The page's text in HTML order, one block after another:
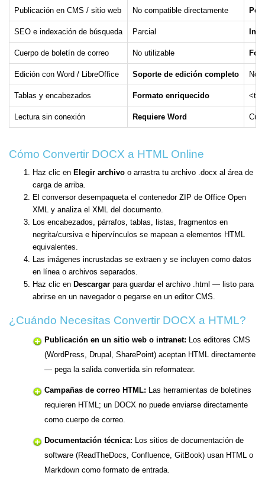
Publicación en CMS / sitio web No compatible directamente
SEO e indexación de búsqueda Parcial
Cuerpo de boletín de correo No utilizable
Edición con Word / LibreOffice Soporte de edición completo No
Tablas y encabezados Formato enriquecido
Lectura sin conexión Requiere Word
Cómo Convertir DOCX a HTML Online
Haz clic en Elegir archivo o arrastra tu archivo .docx al área de
carga de arriba.
El conversor desempaqueta el contenedor ZIP de Office Open
XML y analiza el XML del documento.
Los encabezados, párrafos, tablas, listas, fragmentos en
negrita/cursiva e hipervínculos se mapean a elementos HTML
equivalentes.
Las imágenes incrustadas se extraen y se incluyen como datos
en línea o archivos separados.
Haz clic en Descargar para guardar el archivo .html — listo para
abrirse en un navegador o pegarse en un editor CMS.
¿Cuándo Necesitas Convertir DOCX a HTML?
Publicación en un sitio web o intranet: Los editores CMS
(WordPress, Drupal, SharePoint) aceptan HTML directamente
— pega la salida convertida sin reformatear.
Campañas de correo HTML: Las herramientas de boletines
requieren HTML; un DOCX no puede enviarse directamente
como cuerpo de correo.
Documentación técnica: Los sitios de documentación de
software (ReadTheDocs, Confluence, GitBook) usan HTML o
Markdown como formato de entrada.